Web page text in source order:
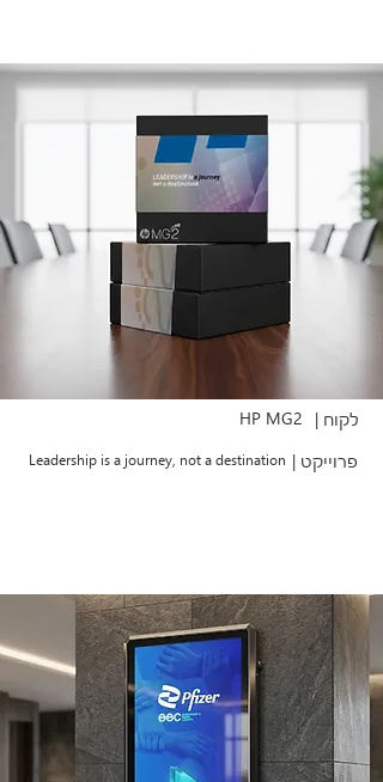
HP MG2 לקוח |
Leadership is a journey, not a destination פרוייקט |